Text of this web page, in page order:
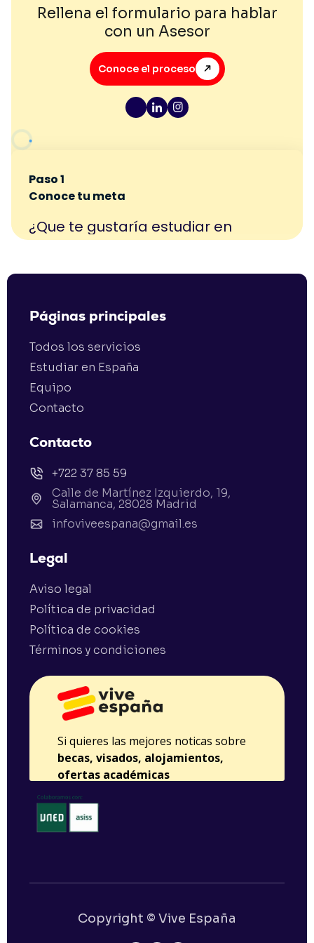
Rellena el formulario para hablar
con un Asesor
Conoce el proceso
Páginas principales
Todos los servicios
Estudiar en España
Equipo
Contacto
Contacto
+722 37 85 59
Calle de Martínez Izquierdo, 19,
Salamanca, 28028 Madrid
infoviveespana@gmail.es
Legal
Aviso legal
Política de privacidad
Política de cookies
Términos y condiciones
Copyright © Vive España